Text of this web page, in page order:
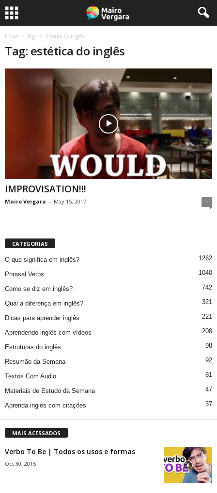
Home Tags Estética do inglês
Tag: estética do inglês
IMPROVISATION!!!
Mairo Vergara - May 15, 2017 1
CATEGORIAS
O que significa em inglês? 1262
Phrasal Verbs 1040
Como se diz em inglês? 742
Qual a diferença em inglês? 321
Dicas para aprender inglês 221
Aprendendo inglês com vídeos 208
Estruturas do inglês 98
Resumão da Semana 92
Textos Com Audio 81
Materiais de Estudo da Semana 47
Aprenda inglês com citações 37
MAIS ACESSADOS
Verbo To Be | Todos os usos e formas
Oct 30, 2015